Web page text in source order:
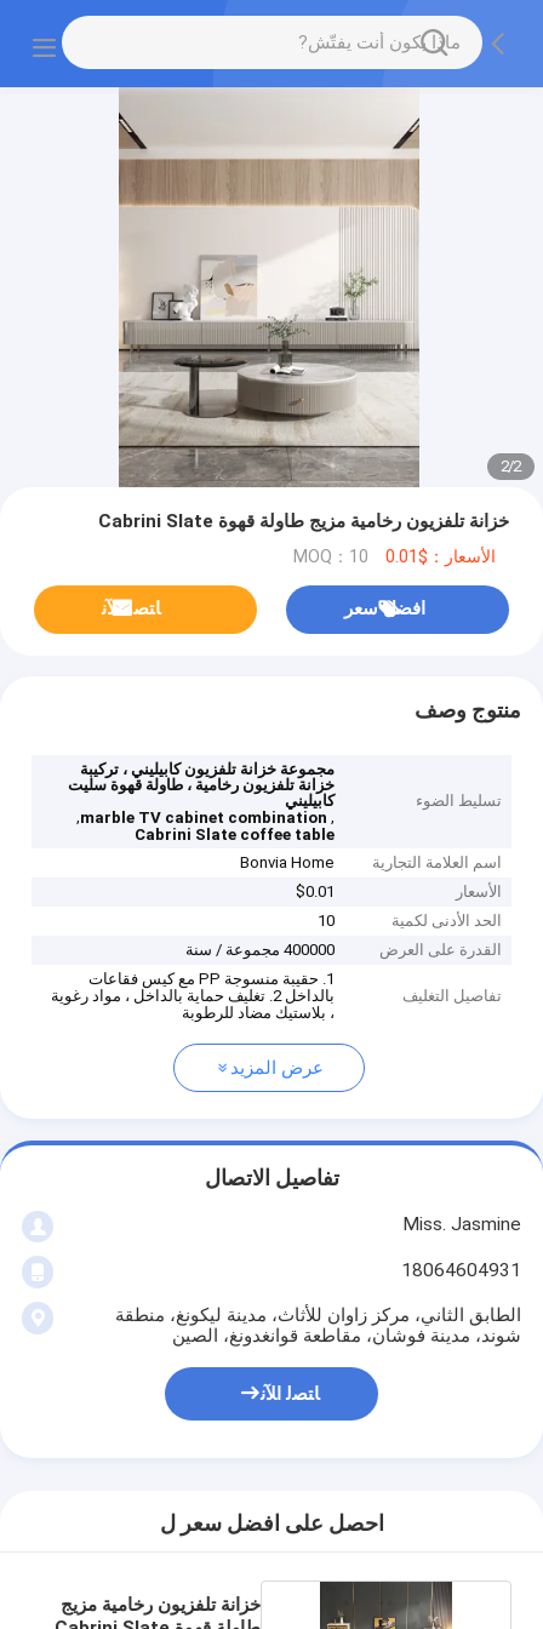
2
/
2
خزانة تلفزيون رخامية مزيج طاولة قهوة Cabrini Slate
الأسعار：$0.01 MOQ：10
افضل سعر ﺎﺘﺼﻟ ﺍﻶﻧ
منتوج وصف
تسليط الضوء
مجموعة خزانة تلفزيون كابيليني ، تركيبة
خزانة تلفزيون رخامية ، طاولة قهوة سليت
كابيليني
,
marble TV cabinet combination
,
Cabrini Slate coffee table
اسم العلامة التجارية
Bonvia Home
الأسعار
$0.01
الحد الأدنى لكمية
10
القدرة على العرض
400000 مجموعة / سنة
تفاصيل التغليف
1. حقيبة منسوجة PP مع كيس فقاعات
بالداخل 2. تغليف حماية بالداخل ، مواد رغوية
، بلاستيك مضاد للرطوبة
عرض المزيد
تفاصيل الاتصال
Miss. Jasmine
18064604931
الطابق الثاني، مركز زاوان للأثاث، مدينة ليكونغ، منطقة
شوند، مدينة فوشان، مقاطعة قوانغدونغ، الصين
ﺎﺘﺼﻟ ﺍﻶﻧ
احصل على افضل سعر ل
خزانة تلفزيون رخامية مزيج